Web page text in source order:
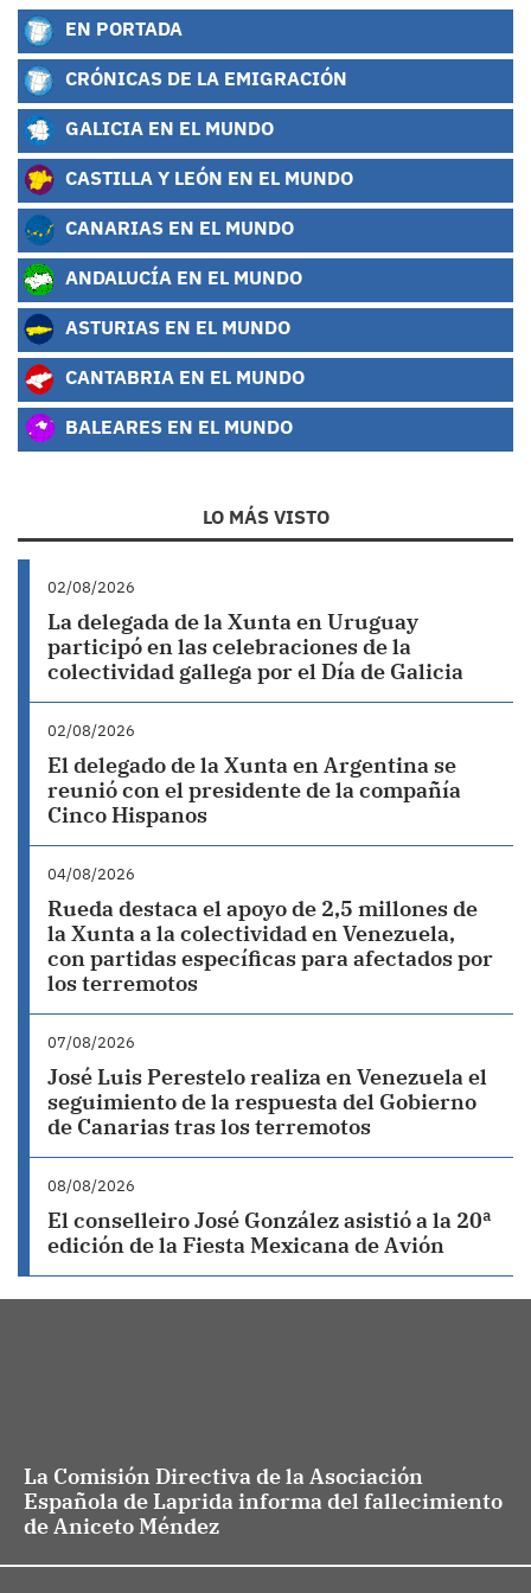
EN PORTADA
CRÓNICAS DE LA EMIGRACIÓN
GALICIA EN EL MUNDO
CASTILLA Y LEÓN EN EL MUNDO
CANARIAS EN EL MUNDO
ANDALUCÍA EN EL MUNDO
ASTURIAS EN EL MUNDO
CANTABRIA EN EL MUNDO
BALEARES EN EL MUNDO
LO MÁS VISTO
02/08/2026
La delegada de la Xunta en Uruguay
participó en las celebraciones de la
colectividad gallega por el Día de Galicia
02/08/2026
El delegado de la Xunta en Argentina se
reunió con el presidente de la compañía
Cinco Hispanos
04/08/2026
Rueda destaca el apoyo de 2,5 millones de
la Xunta a la colectividad en Venezuela,
con partidas específicas para afectados por
los terremotos
07/08/2026
José Luis Perestelo realiza en Venezuela el
seguimiento de la respuesta del Gobierno
de Canarias tras los terremotos
08/08/2026
El conselleiro José González asistió a la 20ª
edición de la Fiesta Mexicana de Avión
La Comisión Directiva de la Asociación
Española de Laprida informa del fallecimiento
de Aniceto Méndez